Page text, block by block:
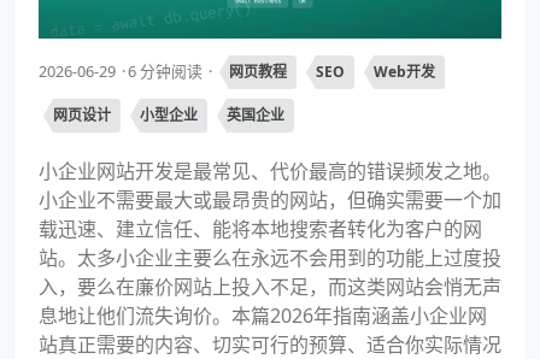
2026-06-29 6 分钟阅读 网页教程 SEO Web开发
网页设计 小型企业 英国企业
小企业网站开发是最常见、代价最高的错误频发之地。
小企业不需要最大或最昂贵的网站，但确实需要一个加
载迅速、建立信任、能将本地搜索者转化为客户的网
站。太多小企业主要么在永远不会用到的功能上过度投
入，要么在廉价网站上投入不足，而这类网站会悄无声
息地让他们流失询价。本篇2026年指南涵盖小企业网
站真正需要的内容、切实可行的预算、适合你实际情况